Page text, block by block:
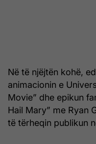
Në të njëjtën kohë,
animacionin e
Movie” dhe epikun
Hail Mary” me Ryan
të tërheqin publikun